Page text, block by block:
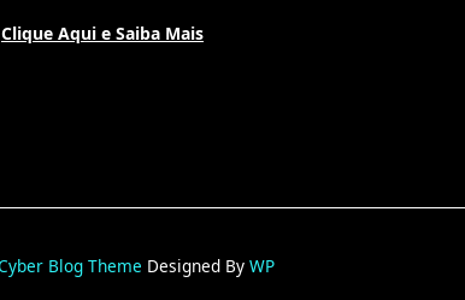
Clique Aqui e Saiba Mais
Blog Theme Designed ByWP